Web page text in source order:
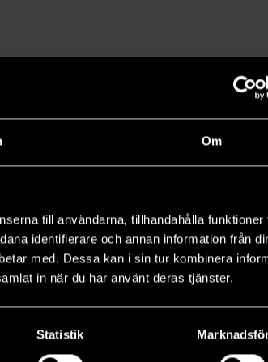
Om
till användarna, tillhandahålla funktioner
identifierare och annan information från
med. Dessa kan i sin tur kombinera
in när du har använt deras tjänster.
Statistik
nyhetsbrev